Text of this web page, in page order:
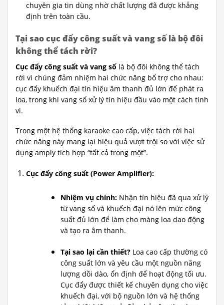
chuyên gia tin dùng nhờ chất lượng đã được khẳng
định trên toàn cầu.
Tại sao cục đẩy công suất và vang số là bộ đôi
không thể tách rời?
Cục đẩy công suất và vang số là bộ đôi không thể tách
rời vì chúng đảm nhiệm hai chức năng bổ trợ cho nhau:
cục đẩy khuếch đại tín hiệu âm thanh đủ lớn để phát ra
loa, trong khi vang số xử lý tín hiệu đầu vào một cách tinh
vi.
Trong một hệ thống karaoke cao cấp, việc tách rời hai
chức năng này mang lại hiệu quả vượt trội so với việc sử
dụng amply tích hợp “tất cả trong một”.
Cục đẩy công suất (Power Amplifier):
Nhiệm vụ chính:Nhận tín hiệu đã qua xử lý
từ vang số và khuếch đại nó lên mức công
suất đủ lớn để làm cho màng loa dao động
và tạo ra âm thanh.
Tại sao lại cần thiết?Loa cao cấp thường có
công suất lớn và yêu cầu một nguồn năng
lượng dồi dào, ổn định để hoạt động tối ưu.
Cục đẩy được thiết kế chuyên dụng cho việc
khuếch đại, với bộ nguồn lớn và hệ thống